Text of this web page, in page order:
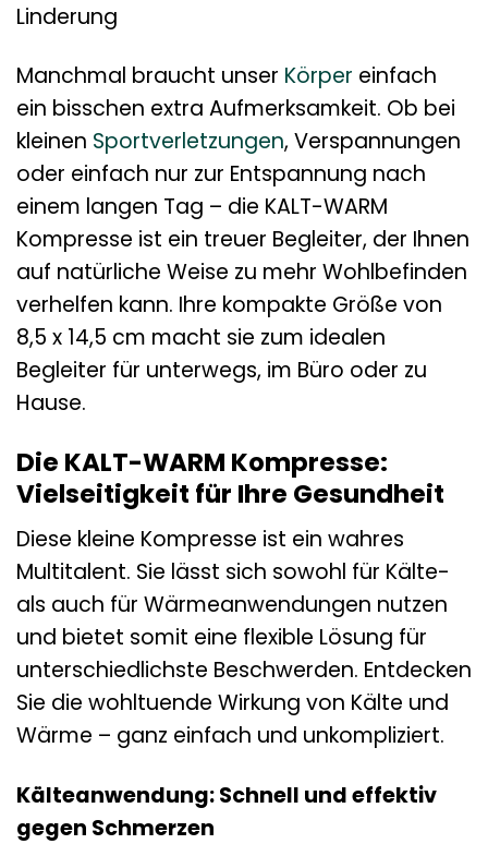
Linderung
Manchmal braucht unser Körper einfach
ein bisschen extra Aufmerksamkeit. Ob bei
kleinen Sportverletzungen, Verspannungen
oder einfach nur zur Entspannung nach
einem langen Tag – die KALT-WARM
Kompresse ist ein treuer Begleiter, der Ihnen
auf natürliche Weise zu mehr Wohlbefinden
verhelfen kann. Ihre kompakte Größe von
8,5 x 14,5 cm macht sie zum idealen
Begleiter für unterwegs, im Büro oder zu
Hause.
Die KALT-WARM Kompresse:
Vielseitigkeit für Ihre Gesundheit
Diese kleine Kompresse ist ein wahres
Multitalent. Sie lässt sich sowohl für Kälte-
als auch für Wärmeanwendungen nutzen
und bietet somit eine flexible Lösung für
unterschiedlichste Beschwerden. Entdecken
Sie die wohltuende Wirkung von Kälte und
Wärme – ganz einfach und unkompliziert.
Kälteanwendung: Schnell und effektiv
gegen Schmerzen